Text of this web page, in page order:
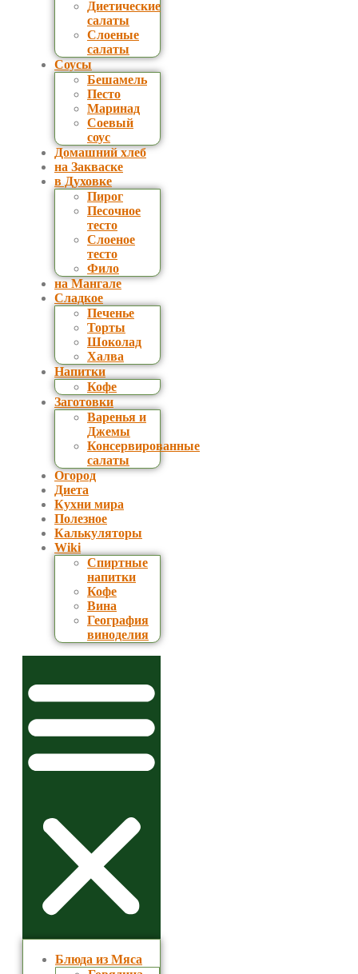
Диетические
салаты
Слоеные
салаты
Соусы
Бешамель
Песто
Маринад
Соевый
соус
Домашний хлеб
на Закваске
в Духовке
Пирог
Песочное
тесто
Слоеное
тесто
Фило
на Мангале
Сладкое
Печенье
Торты
Шоколад
Халва
Напитки
Кофе
Заготовки
Варенья и
Джемы
Консервированные
салаты
Огород
Диета
Кухни мира
Полезное
Калькуляторы
Wiki
Спиртные
напитки
Кофе
Вина
География
виноделия
Блюда из Мяса